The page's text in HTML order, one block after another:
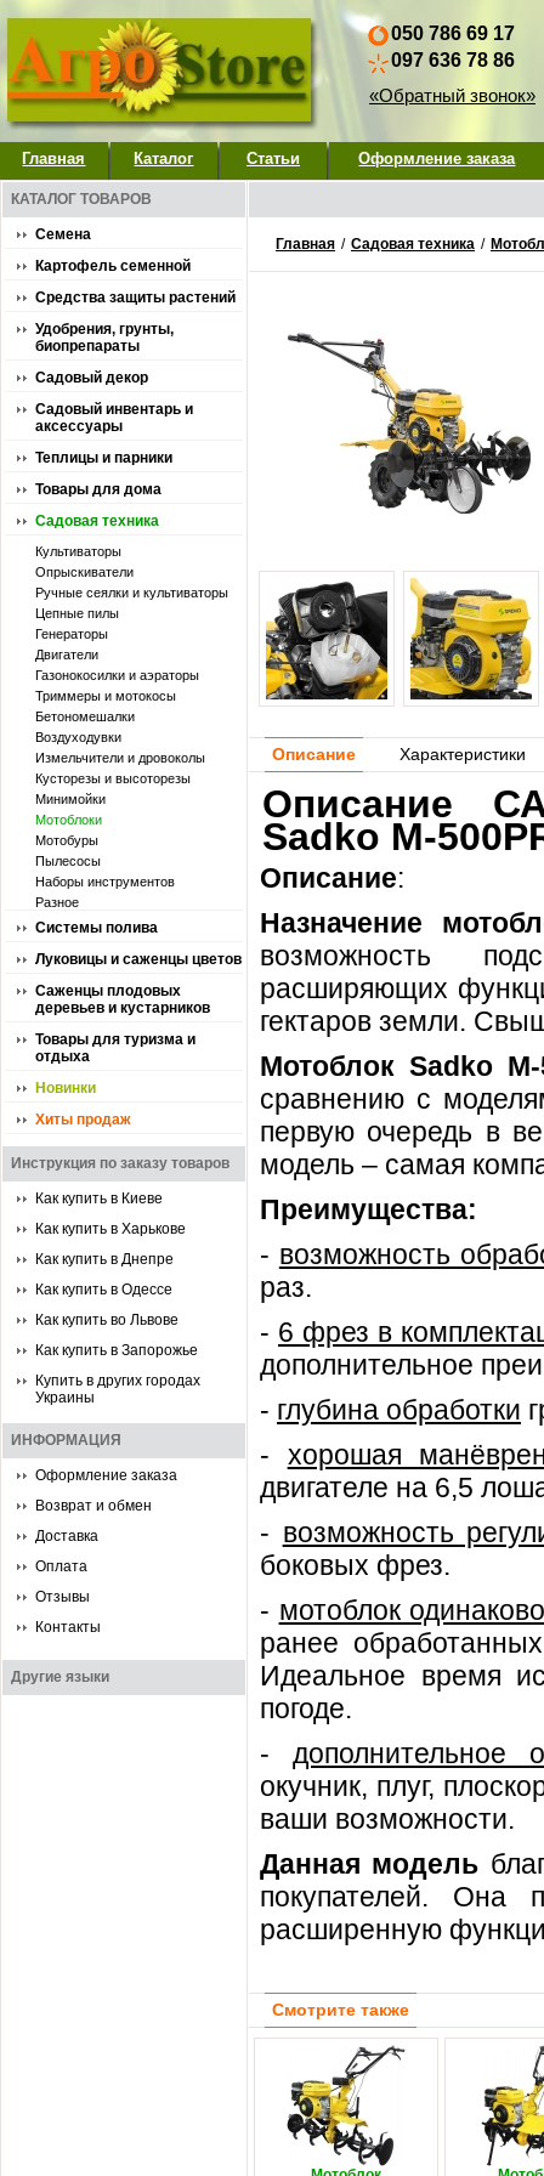
050 786 69 17
097 636 78 86
«Обратный звонок»
Главная Каталог Статьи Оформление заказа
КАТАЛОГ ТОВАРОВ
Семена
Картофель семенной
Средства защиты растений
Удобрения, грунты,
биопрепараты
Садовый декор
Садовый инвентарь и
аксессуары
Теплицы и парники
Товары для дома
Садовая техника
Культиваторы
Опрыскиватели
Ручные сеялки и культиваторы
Цепные пилы
Генераторы
Двигатели
Газонокосилки и аэраторы
Триммеры и мотокосы
Бетономешалки
Воздуходувки
Измельчители и дровоколы
Кусторезы и высоторезы
Минимойки
Мотоблоки
Мотобуры
Пылесосы
Наборы инструментов
Разное
Системы полива
Луковицы и саженцы цветов
Саженцы плодовых
деревьев и кустарников
Товары для туризма и
отдыха
Новинки
Хиты продаж
Инструкция по заказу товаров
Как купить в Киеве
Как купить в Харькове
Как купить в Днепре
Как купить в Одессе
Как купить во Львове
Как купить в Запорожье
Купить в других городах
Украины
ИНФОРМАЦИЯ
Оформление заказа
Возврат и обмен
Доставка
Оплата
Отзывы
Контакты
Другие языки
Главная / Садовая техника /
Описание Характеристики
Описание
Sadko M-
Описание:
Назначение
возможность
расширяющих
гектаров земли.
Мотоблок Sadko
сравнению с
первую очередь в
модель – самая
Преимущества:
- возможность
раз.
- 6 фрез в
дополнительное
- глубина обработки
- хорошая
двигателе на 6,5
- возможность
боковых фрез.
- мотоблок
ранее
Идеальное время
погоде.
- дополнительное
окучник, плуг,
ваши возможности.
Данная модель
покупателей. Она
расширенную
Смотрите также